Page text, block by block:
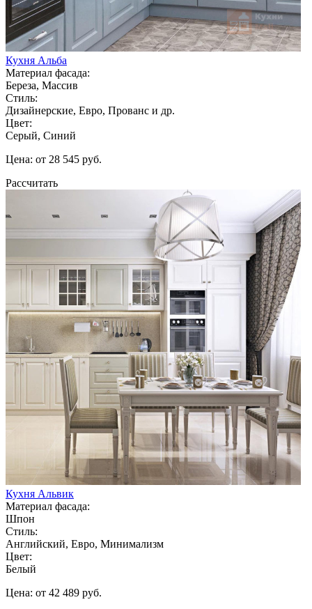
Кухня Альба
Материал фасада:
Береза, Массив
Стиль:
Дизайнерские, Евро, Прованс и др.
Цвет:
Серый, Синий
Цена: от 28 545 руб.
Рассчитать
Кухня Альвик
Материал фасада:
Шпон
Стиль:
Английский, Евро, Минимализм
Цвет:
Белый
Цена: от 42 489 руб.